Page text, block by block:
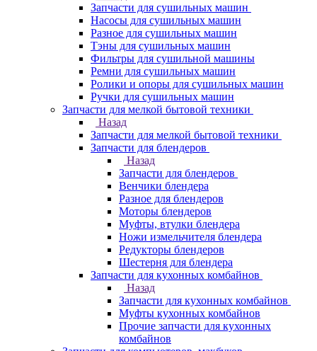
Запчасти для сушильных машин
Насосы для сушильных машин
Разное для сушильных машин
Тэны для сушильных машин
Фильтры для сушильной машины
Ремни для сушильных машин
Ролики и опоры для сушильных машин
Ручки для сушильных машин
Запчасти для мелкой бытовой техники
Назад
Запчасти для мелкой бытовой техники
Запчасти для блендеров
Назад
Запчасти для блендеров
Венчики блендера
Разное для блендеров
Моторы блендеров
Муфты, втулки блендера
Ножи измельчителя блендера
Редукторы блендеров
Шестерня для блендера
Запчасти для кухонных комбайнов
Назад
Запчасти для кухонных комбайнов
Муфты кухонных комбайнов
Прочие запчасти для кухонных
комбайнов